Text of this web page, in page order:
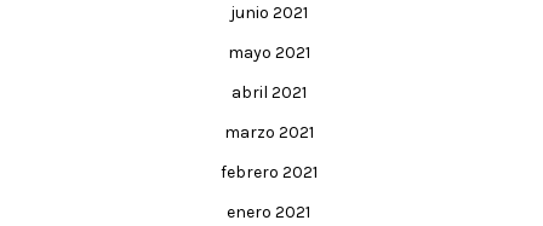
junio 2021
mayo 2021
abril 2021
marzo 2021
febrero 2021
enero 2021